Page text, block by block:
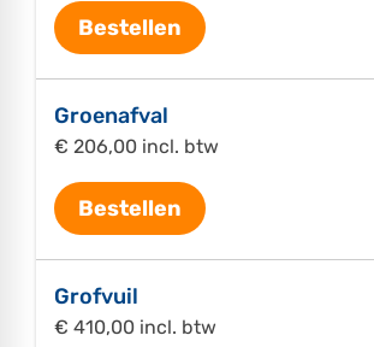
Bestellen
Groenafval
€ 206,00 incl. btw
Bestellen
Grofvuil
€ 410,00 incl. btw